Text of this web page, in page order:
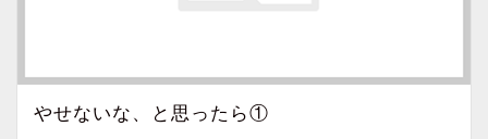
やせないな、と思ったら①